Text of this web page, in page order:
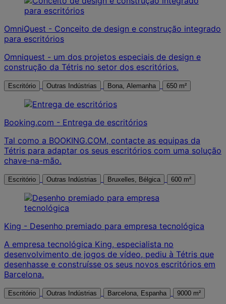
OmniQuest - Conceito de design e construção integrado
para escritórios
Omniquest - um dos projetos especiais de design e
construção da Tétris no setor dos escritórios.
Escritório Outras Indústrias Bona, Alemanha 650 m²
Booking.com - Entrega de escritórios
Tal como a BOOKING.COM, contacte as equipas da
Tétris para adaptar os seus escritórios com uma solução
chave-na-mão.
Escritório Outras Indústrias Bruxelles, Bélgica 600 m²
King - Desenho premiado para empresa tecnológica
A empresa tecnológica King, especialista no
desenvolvimento de jogos de vídeo, pediu à Tétris que
desenhasse e construísse os seus novos escritórios em
Barcelona.
Escritório Outras Indústrias Barcelona, Espanha 9000 m²